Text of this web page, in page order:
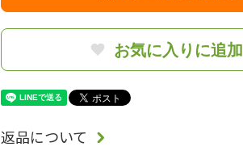
お気に入りに追加
返品について